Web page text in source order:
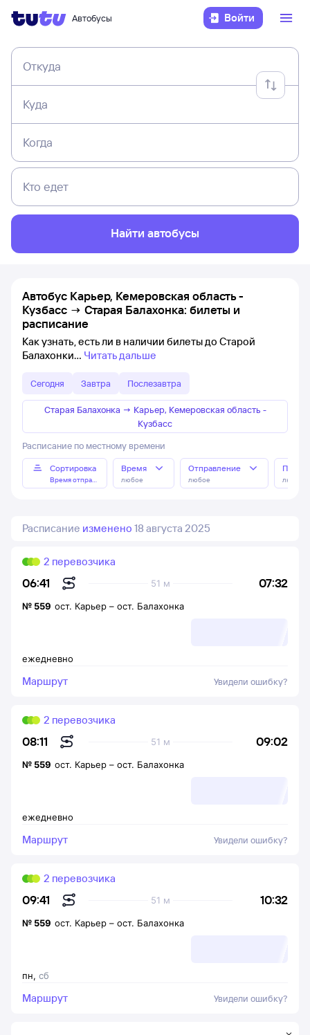
Автобусы Войти
Откуда
Куда
Когда
Кто едет
Найти автобусы
Автобус Карьер, Кемеровская область -
Кузбасс → Старая Балахонка: билеты и
расписание
Как узнать, есть ли в наличии билеты до Старой
Балахонки
Читать дальше
Сегодня Завтра Послезавтра
Старая Балахонка → Карьер, Кемеровская область -
Кузбасс
Расписание по местному времени
Сортировка
Время отправления
Время
любое
Отправление
любое любое
Расписание изменено 18 августа 2025
06:41 07:32
51 м
2 перевозчика
ежедневно
№ 559 ост. Карьер – ост. Балахонка
Маршрут Увидели ошибку?
08:11 09:02
51 м
2 перевозчика
ежедневно
№ 559 ост. Карьер – ост. Балахонка
Маршрут Увидели ошибку?
09:41 10:32
51 м
2 перевозчика
пн, сб
№ 559 ост. Карьер – ост. Балахонка
Маршрут Увидели ошибку?